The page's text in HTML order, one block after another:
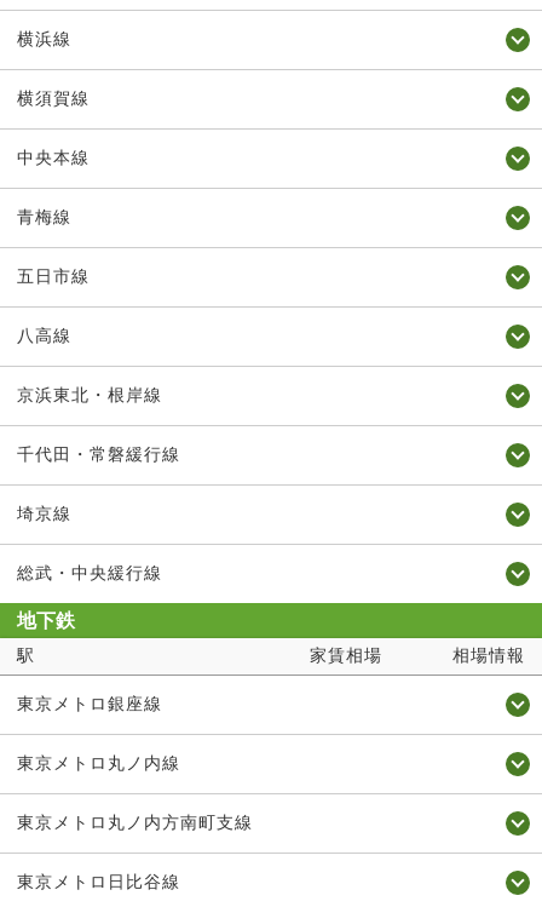
横浜線
横須賀線
中央本線
青梅線
五日市線
八高線
京浜東北・根岸線
千代田・常磐緩行線
埼京線
総武・中央緩行線
地下鉄
駅 家賃相場 相場情報
東京メトロ銀座線
東京メトロ丸ノ内線
東京メトロ丸ノ内方南町支線
東京メトロ日比谷線